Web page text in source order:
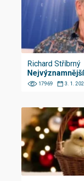
Richard Stříbrný
17969 3. 1.